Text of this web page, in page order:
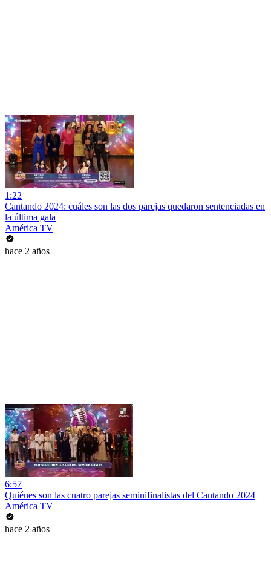
1:22
Cantando 2024: cuáles son las dos parejas quedaron sentenciadas en
la última gala
América TV
hace 2 años
6:57
Quiénes son las cuatro parejas seminifinalistas del Cantando 2024
América TV
hace 2 años